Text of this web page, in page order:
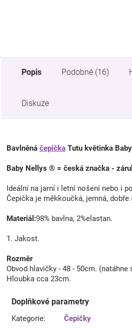
Popis Podobné (16)
Diskuze
Bavlněná čepička Tutu květinka
Baby Nellys ® = česká značka -
Ideální na jarní i letní nošení nebo i
Čepička je měkkoučká, jemná, dobře
Materiál:98% bavlna, 2%elastan.
1. Jakost.
Rozměr
Obvod hlavičky - 48 - 50cm. (natáhne
Hloubka cca 23cm.
Doplňkové parametry
Kategorie:
Čepičky